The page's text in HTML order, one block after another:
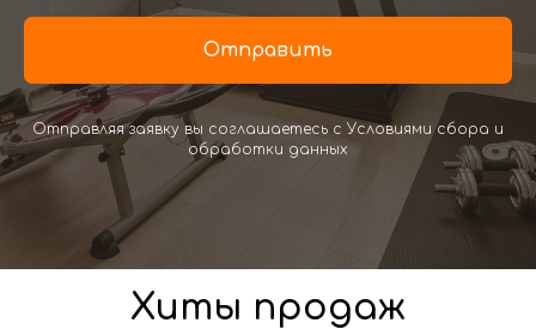
Отправить
Отправляя заявку вы соглашаетесь с Условиями сбора и
обработки данных
Хиты продаж